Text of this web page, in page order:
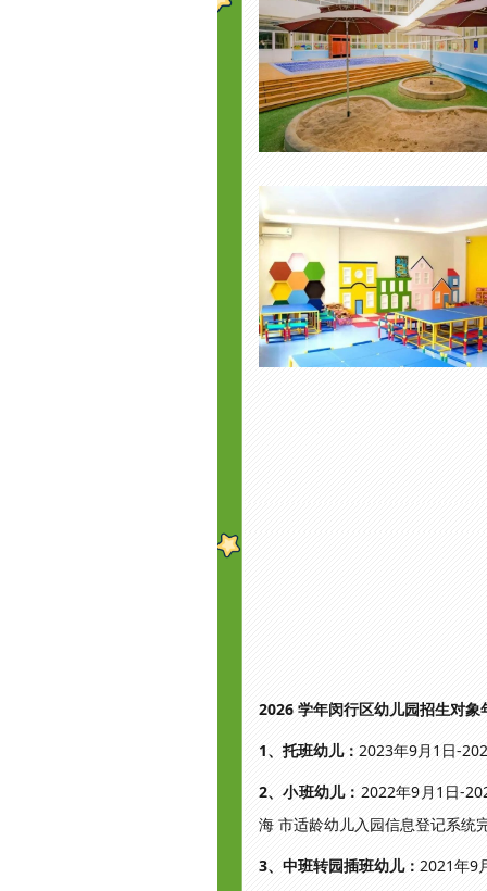
2026 学年闵行区幼儿园招生对象
1、托班幼儿： 2023年9月1日-
2、小班幼儿： 2022年9月1日-
海 市适龄幼儿入园信息登记系统
3、中班转园插班幼儿： 2021年9